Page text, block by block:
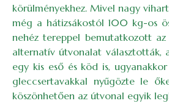
körülményekhez. Mivel nagy
még a hátizsákostól 100 kg-os
nehéz tereppel bemutatkozott az
alternatív útvonalat választották,
egy kis eső és köd is,
gleccsertavakkal nyűgözte le
köszönhetően az útvonal egyik